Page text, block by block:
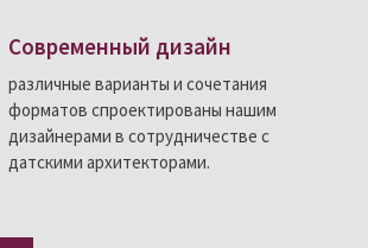
Современный дизайн
различные варианты и сочетания
форматов спроектированы нашим
дизайнерами в сотрудничестве с
датскими архитекторами.